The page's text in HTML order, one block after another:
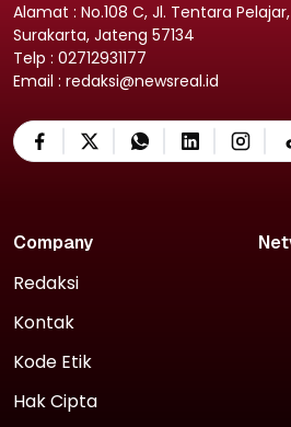
Alamat : No.108 C, Jl. Tentara
Surakarta, Jateng 57134
Telp : 02712931177
Email : redaksi@newsreal.id
Company
Redaksi
Kontak
Kode Etik
Hak Cipta